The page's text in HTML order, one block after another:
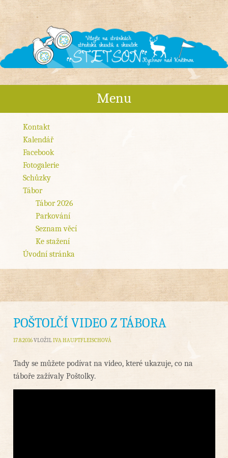
Stetson
Středisko skautů a skautek Rychnov nad Kněžnou
Menu
Kontakt
Kalendář
Facebook
Fotogalerie
Schůzky
Tábor
Tábor 2026
Parkování
Seznam věcí
Ke stažení
Úvodní stránka
POŠTOLČÍ VIDEO Z TÁBORA
17.8.2016VLOŽILIVA HAUPTFLEISCHOVÁ
Tady se můžete podívat na video, které ukazuje, co na
táboře zažívaly Poštolky.